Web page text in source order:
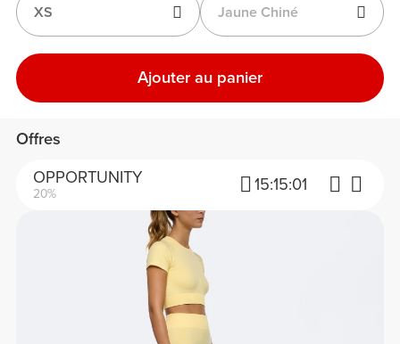
Jaune Chiné
XS
Ajouter au panier
Offres
OPPORTUNITY
20% 15:15:01